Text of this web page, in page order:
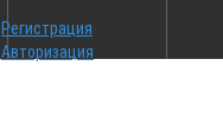
Регистрация
Авторизация